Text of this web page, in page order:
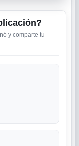
y comparte tu